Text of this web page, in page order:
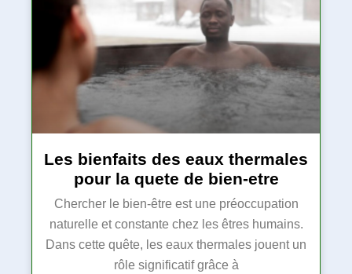
Les bienfaits des eaux thermales
pour la quete de bien-etre
Chercher le bien-être est une préoccupation
naturelle et constante chez les êtres humains.
Dans cette quête, les eaux thermales jouent un
rôle significatif grâce à